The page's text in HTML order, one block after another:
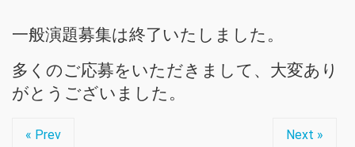
一般演題募集は終了いたしました。
多くのご応募をいただきまして、大変あり
がとうございました。
« Prev Next »